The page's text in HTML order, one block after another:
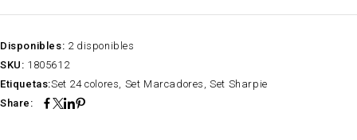
Disponibles: 2 disponibles
SKU: 1805612
Etiquetas:Set 24 colores, Set Marcadores ,Set Sharpie
Share: